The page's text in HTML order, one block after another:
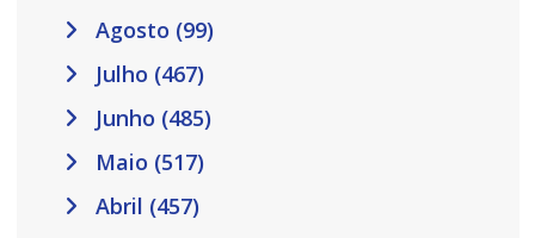
Agosto (99)
Julho (467)
Junho (485)
Maio (517)
Abril (457)